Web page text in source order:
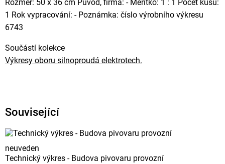
Rozměr: 50 x 36 cm Původ, firma: - Měřítko: 1 : 1 Počet kusů:
1 Rok vypracování: - Poznámka: číslo výrobního výkresu
6743
Součástí kolekce
Výkresy oboru silnoproudá elektrotech.
Související
neuveden
Technický výkres - Budova pivovaru provozní